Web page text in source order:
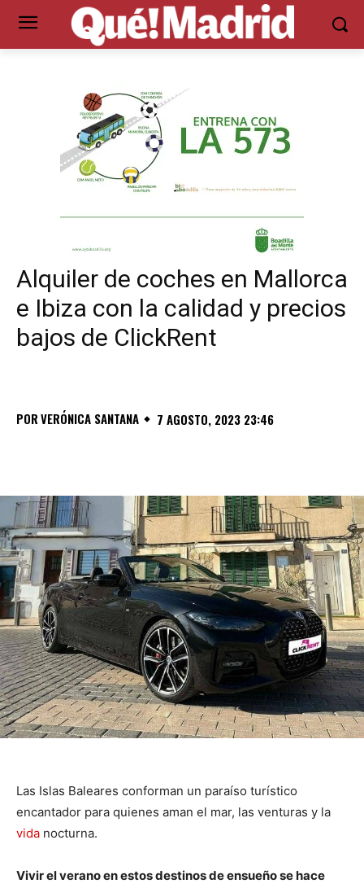
Alquiler de coches en Mallorca
e Ibiza con la calidad y precios
bajos de ClickRent
PORVERÓNICA SANTANA 7 AGOSTO, 2023 23:46
Las Islas Baleares conforman un paraíso turístico
encantador para quienes aman el mar, las venturas y la
vida nocturna.
Vivir el verano en estos destinos de ensueño se hace